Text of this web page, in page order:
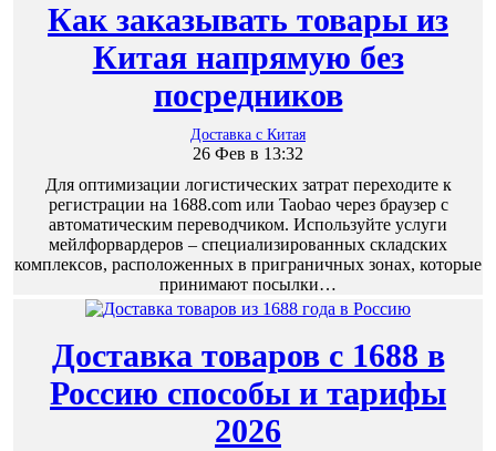
Как заказывать товары из
Китая напрямую без
посредников
Доставка с Китая
26 Фев в 13:32
Для оптимизации логистических затрат переходите к
регистрации на 1688.com или Taobao через браузер с
автоматическим переводчиком. Используйте услуги
мейлфорвардеров – специализированных складских
комплексов, расположенных в приграничных зонах, которые
принимают посылки…
Доставка товаров с 1688 в
Россию способы и тарифы
2026